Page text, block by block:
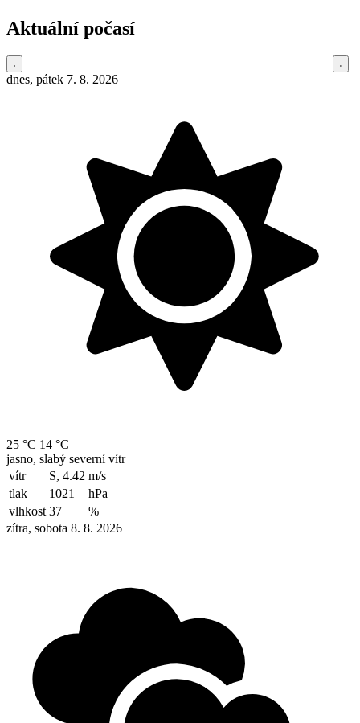
Aktuální počasí
dnes, pátek 7. 8. 2026
25 °C 14 °C
jasno, slabý severní vítr
vítr
S, 4.42 m/s
tlak
1021
hPa
vlhkost 37
%
zítra, sobota 8. 8. 2026